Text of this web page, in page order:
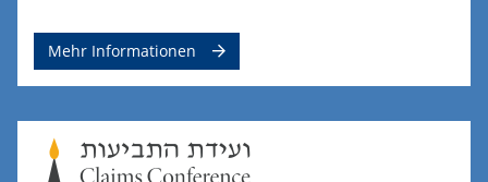
Mehr Informationen